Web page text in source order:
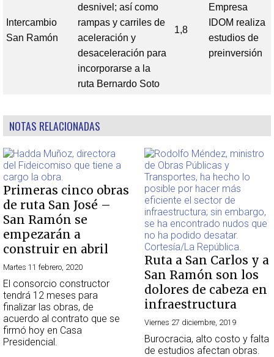
Intercambio
San Ramón
desnivel; así como
rampas y carriles de
aceleración y
desaceleración para
incorporarse a la
ruta Bernardo Soto
1,8
Empresa
IDOM realiza
estudios de
preinversión
NOTAS RELACIONADAS
Primeras cinco obras
de ruta San José –
San Ramón se
empezarán a
construir en abril
Martes 11 febrero, 2020
El consorcio constructor
tendrá 12 meses para
finalizar las obras, de
acuerdo al contrato que se
firmó hoy en Casa
Presidencial.
Ruta a San Carlos y a
San Ramón son los
dolores de cabeza en
infraestructura
Viernes 27 diciembre, 2019
Burocracia, alto costo y falta
de estudios afectan obras.